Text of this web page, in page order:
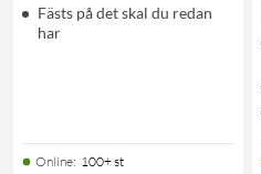
Fästs på det skal du redan
har
Online: 100+ st